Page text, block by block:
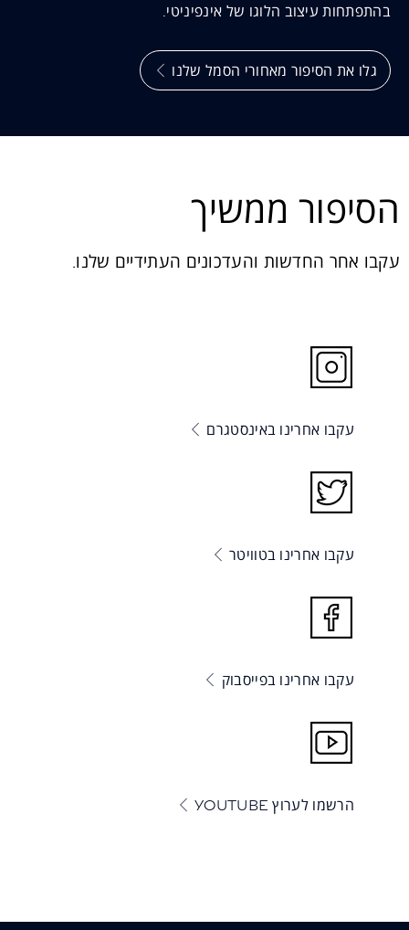
בהתפתחות עיצוב הלוגו של אינפיניטי.
גלו את הסיפור מאחורי הסמל שלנו
הסיפור ממשיך
עקבו אחר החדשות והעדכונים העתידיים שלנו.
עקבו אחרינו באינסטגרם
עקבו אחרינו בטוויטר
עקבו אחרינו בפייסבוק
הרשמו לערוץ YOUTUBE